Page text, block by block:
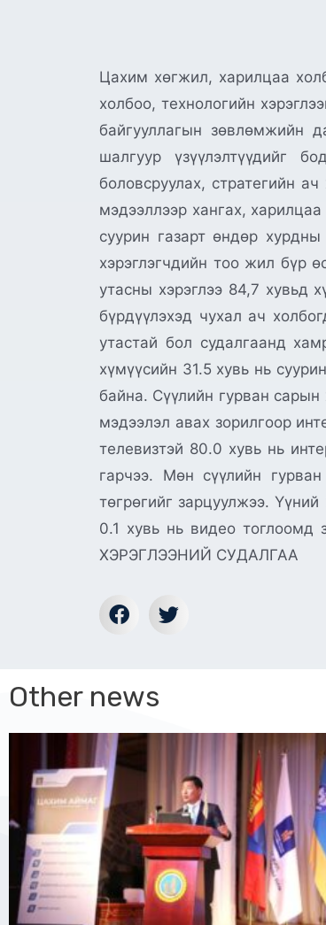
Цахим хөгжил, харилцаа
холбоо, технологийн
байгууллагын зөвлөмжийн
шалгуур үзүүлэлтүүдийг
боловсруулах, стратегийн
мэдээллээр хангах,
суурин газарт өндөр
хэрэглэгчдийн тоо жил бүр
утасны хэрэглээ 84,7 хувьд
бүрдүүлэхэд чухал ач
утастай бол судалгаанд
хүмүүсийн 31.5 хувь нь
байна. Сүүлийн гурван
мэдээлэл авах зорилгоор
телевизтэй 80.0 хувь нь
гарчээ. Мөн сүүлийн
төгрөгийг зарцуулжээ.
0.1 хувь нь видео
ХЭРЭГЛЭЭНИЙ СУДАЛГАА
Other news